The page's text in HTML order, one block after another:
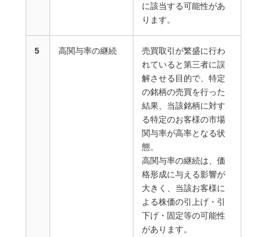
に該当する可能性があ
ります。
5 高関与率の継続
売買取引が繁盛に行わ
れていると第三者に誤
解させる目的で、特定
の銘柄の売買を行った
結果、当該銘柄に対す
る特定のお客様の市場
関与率が高率となる状
態。
高関与率の継続は、価
格形成に与える影響が
大きく、当該お客様に
よる株価の引上げ・引
下げ・固定等の可能性
があります。